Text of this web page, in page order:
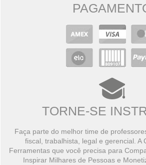
TORNE-SE
Faça parte do melhor time de
fiscal, trabalhista, legal e gerencial. A
Ferramentas que você precisa para
Inspirar Milhares de Pessoas e